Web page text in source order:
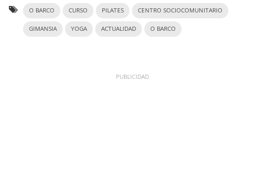
O BARCO CURSO PILATES CENTRO SOCIOCOMUNITARIO
GIMANSIA YOGA ACTUALIDAD O BARCO